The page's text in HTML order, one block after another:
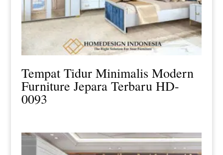
Tempat Tidur Minimalis Modern
Furniture Jepara Terbaru HD-
0093